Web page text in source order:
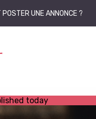
POSTER UNE ANNONCE ?
today